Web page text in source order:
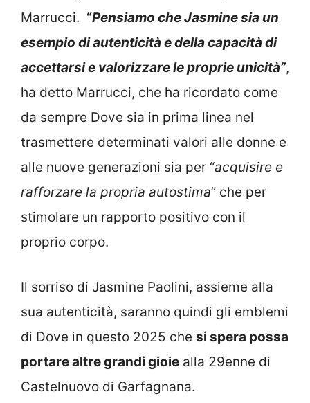
Marrucci. “Pensiamo che Jasmine sia un
esempio di autenticità e della capacità di
accettarsi e valorizzare le proprie unicità”,
ha detto Marrucci, che ha ricordato come
da sempre Dove sia in prima linea nel
trasmettere determinati valori alle donne e
alle nuove generazioni sia per “acquisire e
rafforzare la propria autostima” che per
stimolare un rapporto positivo con il
proprio corpo.
Il sorriso di Jasmine Paolini, assieme alla
sua autenticità, saranno quindi gli emblemi
di Dove in questo 2025 che si spera possa
portare altre grandi gioie alla 29enne di
Castelnuovo di Garfagnana.